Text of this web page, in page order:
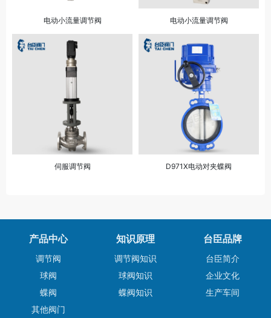
电动小流量调节阀 电动小流量调节阀
伺服调节阀 D971X电动对夹蝶阀
产品中心
调节阀
球阀
蝶阀
其他阀门
知识原理
调节阀知识
球阀知识
蝶阀知识
台臣品牌
台臣简介
企业文化
生产车间